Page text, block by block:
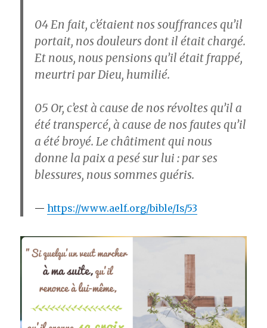
04En fait, c’étaient nos souffrances qu’il
portait, nos douleurs dont il était chargé.
Et nous, nous pensions qu’il était frappé,
meurtri par Dieu, humilié.
05 Or, c’est à cause de nos révoltes qu’il a
été transpercé, à cause de nos fautes qu’il
a été broyé. Le châtiment qui nous
donne la paix a pesé sur lui : par ses
blessures, nous sommes guéris.
https://www.aelf.org/bible/Is/53